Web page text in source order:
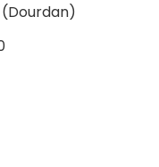
(Dourdan)